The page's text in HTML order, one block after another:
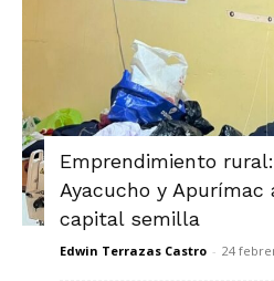
Emprendimiento
Ayacucho y Apurímac
capital semilla
Edwin Terrazas Castro - 24